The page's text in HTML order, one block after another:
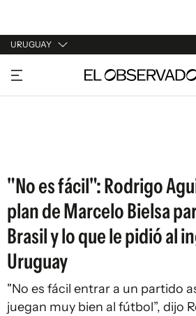
URUGUAY
URUGUAY
ARGENTINA
"No es fácil": Rodrigo
plan de Marcelo Bielsa
Brasil y lo que le pidió al
Uruguay
"No es fácil entrar a un partido
juegan muy bien al fútbol”, dijo